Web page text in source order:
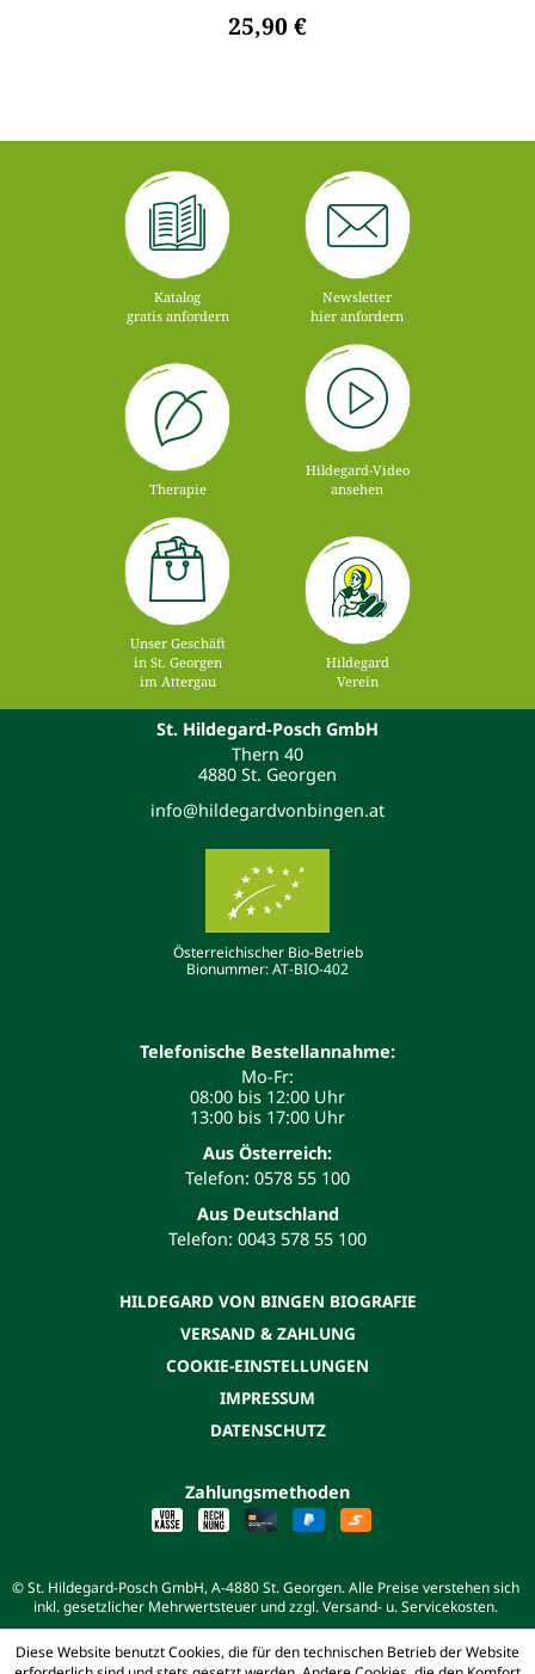
25,90 €
Katalog
gratis anfordern
Newsletter
hier anfordern
Therapie
Hildegard-Video
ansehen
Unser Geschäft
in St. Georgen
im Attergau
Hildegard
Verein
St. Hildegard-Posch GmbH
Thern 40
4880 St. Georgen
info@hildegardvonbingen.at
Österreichischer Bio-Betrieb
Bionummer: AT-BIO-402
Telefonische Bestellannahme:
Mo-Fr:
08:00 bis 12:00 Uhr
13:00 bis 17:00 Uhr
Aus Österreich:
Telefon: 0578 55 100
Aus Deutschland
Telefon: 0043 578 55 100
HILDEGARD VON BINGEN BIOGRAFIE
VERSAND & ZAHLUNG
COOKIE-EINSTELLUNGEN
IMPRESSUM
DATENSCHUTZ
Zahlungsmethoden
© St. Hildegard-Posch GmbH, A-4880 St. Georgen. Alle Preise verstehen sich
inkl. gesetzlicher Mehrwertsteuer und zzgl. Versand- u. Servicekosten.
Diese Website benutzt Cookies, die für den technischen Betrieb der Website